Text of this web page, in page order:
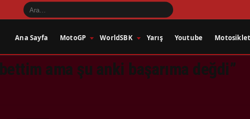
Ana Sayfa MotoGP WorldSBK Yarış Youtube
ama şu anki başarıma değdi”